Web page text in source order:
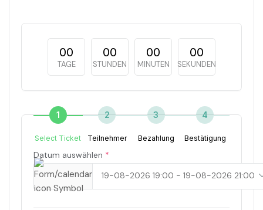
00
TAGE
00
STUNDEN
00
MINUTEN
00
SEKUNDEN
1
Select Ticket
2
Teilnehmer
3
Bezahlung
4
Bestätigung
Datum auswählen *